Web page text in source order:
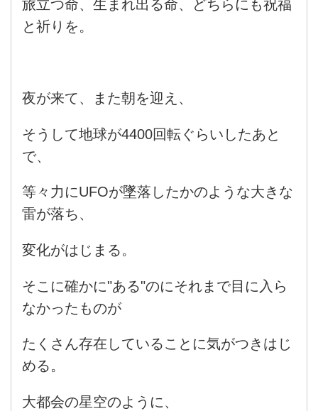
旅立つ命、生まれ出る命、どちらにも祝福
と祈りを。
夜が来て、また朝を迎え、
そうして地球が4400回転ぐらいしたあと
で、
等々力にUFOが墜落したかのような大きな
雷が落ち、
変化がはじまる。
そこに確かに"ある"のにそれまで目に入ら
なかったものが
たくさん存在していることに気がつきはじ
める。
大都会の星空のように、